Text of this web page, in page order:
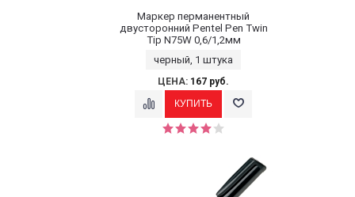
Маркер перманентный
двусторонний Pentel Pen Twin
Tip N75W 0,6/1,2мм
черный, 1 штука
ЦЕНА: 167 руб.